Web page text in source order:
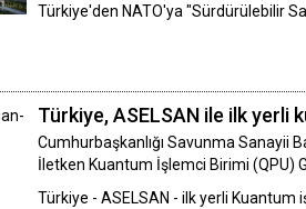
Türkiye'den NATO'ya "Sürdürülebilir
Türkiye, ASELSAN ile ilk
Cumhurbaşkanlığı Savunma Sanayii
İletken Kuantum İşlemci Birimi (QPU)
Türkiye - ASELSAN - ilk yerli